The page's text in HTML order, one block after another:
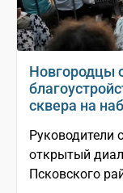
Новгородцы
сквера на
Руководители
открытый
Псковского